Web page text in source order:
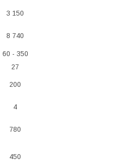
3 150
8 740
60 - 350
27
200
4
780
450